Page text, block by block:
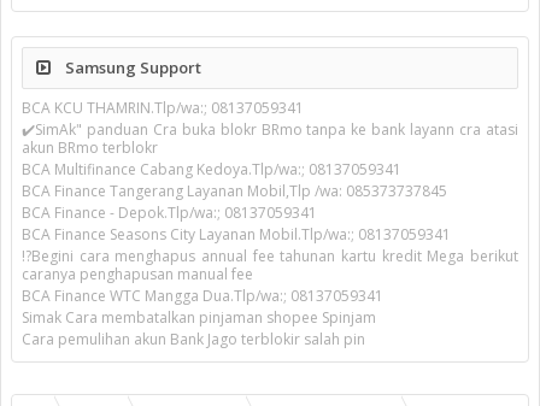
Samsung Support
BCA KCU THAMRIN.Tlp/wa:; 08137059341
✔️SimAk" panduan Cra buka blokr BRmo tanpa ke bank layann cra atasi
akun BRmo terblokr
BCA Multifinance Cabang Kedoya.Tlp/wa:; 08137059341
BCA Finance Tangerang Layanan Mobil,Tlp /wa: 085373737845
BCA Finance - Depok.Tlp/wa:; 08137059341
BCA Finance Seasons City Layanan Mobil.Tlp/wa:; 08137059341
!?Begini cara menghapus annual fee tahunan kartu kredit Mega berikut
caranya penghapusan manual fee
BCA Finance WTC Mangga Dua.Tlp/wa:; 08137059341
Simak Cara membatalkan pinjaman shopee Spinjam
Cara pemulihan akun Bank Jago terblokir salah pin